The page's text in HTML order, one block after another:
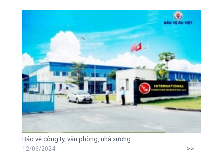
Bảo vệ công ty, văn phòng, nhà xưởng
12/06/2024 >>